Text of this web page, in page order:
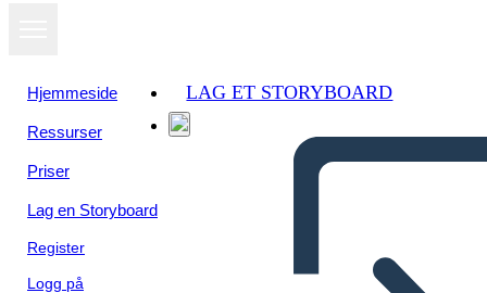
Hjemmeside
Ressurser
Priser
Lag en Storyboard
Register
Logg på
LAG ET STORYBOARD